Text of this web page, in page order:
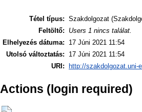
Tétel típus: Szakdolgozat
Feltöltő:
Users 1 nincs találat.
Elhelyezés dátuma:
17 Júni 2021 11:54
Utolsó változtatás:
17 Júni 2021 11:54
URI:
http://szakdolgozat.uni-
Actions (login required)